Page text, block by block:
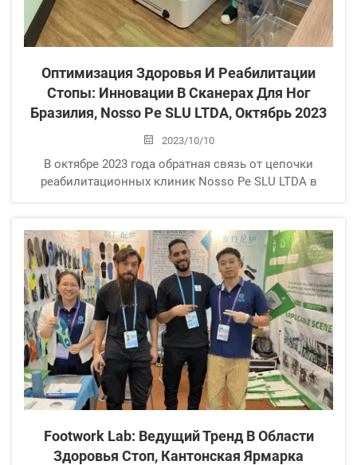
Оптимизация Здоровья И Реабилитации
Стопы: Инновации В Сканерах Для Ног
Бразилия, Nosso Pe SLU LTDA, Октябрь 2023
2023/10/10
В октябре 2023 года обратная связь от цепочки
реабилитационных клиник Nosso Pe SLU LTDA в
подчеркивает преимущества технологии...
Footwork Lab: Ведущий Тренд В Области
Здоровья Стоп, Кантонская Ярмарка